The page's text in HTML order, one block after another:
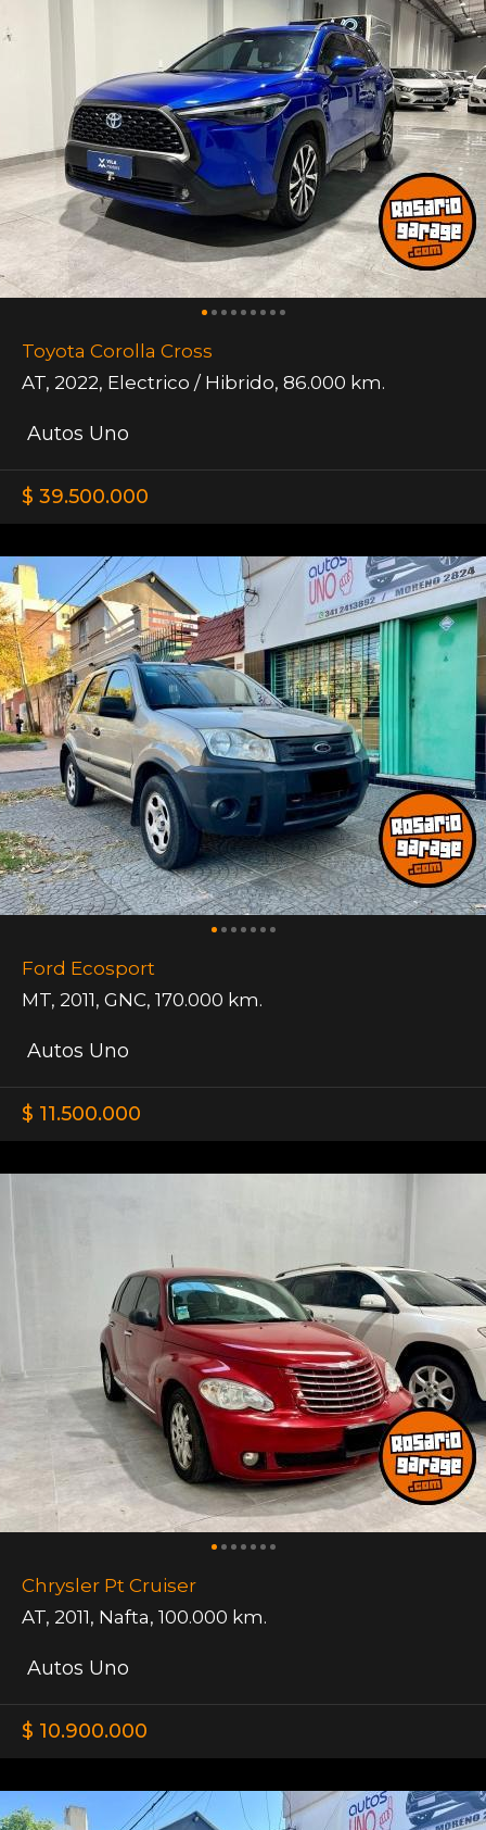
Toyota Corolla Cross
AT, 2022, Electrico / Hibrido, 86.000 km.
Autos Uno
$ 39.500.000
Ford Ecosport
MT, 2011, GNC, 170.000 km.
Autos Uno
$ 11.500.000
Chrysler Pt Cruiser
AT, 2011, Nafta, 100.000 km.
Autos Uno
$ 10.900.000